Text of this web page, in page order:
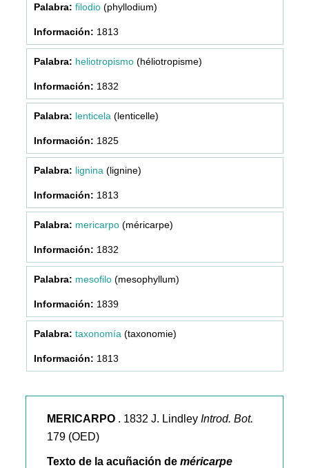
filodio(phyllodium)
1813
heliotropismo(héliotropisme)
1832
lenticela (lenticelle)
1825
lignina (lignine)
1813
mericarpo(méricarpe)
1832
mesofilo(mesophyllum)
1839
taxonomía (taxonomie)
1813
MERICARPO . 1832 J. LindleyIntrod. Bot.
179 (OED)
Texto de la acuñación deméricarpe